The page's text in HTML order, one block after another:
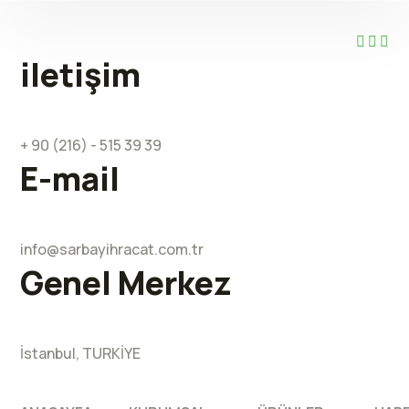
iletişim
+ 90 (216) - 515 39 39
E-mail
info@sarbayihracat.com.tr
Genel Merkez
İstanbul, TURKİYE